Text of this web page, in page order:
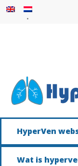
HyperVen
Wat is